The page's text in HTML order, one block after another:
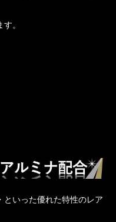
。
いった優れた特性のレア